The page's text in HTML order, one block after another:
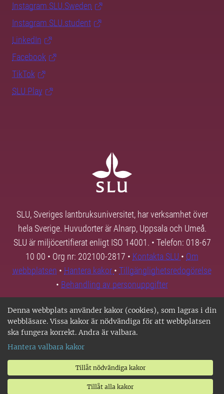
Denna webbplats använder kakor (cookies), som lagras i din
webbläsare. Vissa kakor är nödvändiga för att webbplatsen
ska fungera korrekt. Andra är valbara.
Hantera valbara kakor
Tillåt nödvändiga kakor
Tillåt alla kakor
Instagram SLU.Sweden
Instagram SLU.student
LinkedIn
Facebook
TikTok
SLU Play
SLU, Sveriges lantbruksuniversitet, har verksamhet över
hela Sverige. Huvudorter är Alnarp, Uppsala och Umeå.
SLU är miljöcertifierat enligt ISO 14001. • Telefon: 018-67
10 00 • Org nr: 202100-2817 • Kontakta SLU • Om
webbplatsen • Hantera kakor • Tillgänglighetsredogörelse
• Behandling av personuppgifter